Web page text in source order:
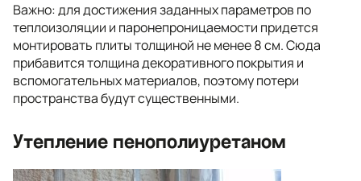
Важно: для достижения заданных параметров по
теплоизоляции и паронепроницаемости придется
монтировать плиты толщиной не менее 8 см. Сюда
прибавится толщина декоративного покрытия и
вспомогательных материалов, поэтому потери
пространства будут существенными.
Утепление пенополиуретаном